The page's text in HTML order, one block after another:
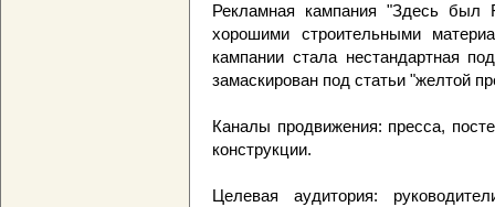
Рекламная кампания "Здесь был
хорошими строительными
кампании стала нестандартная
замаскирован под статьи "желтой
Каналы продвижения: пресса,
конструкции.
Целевая аудитория: